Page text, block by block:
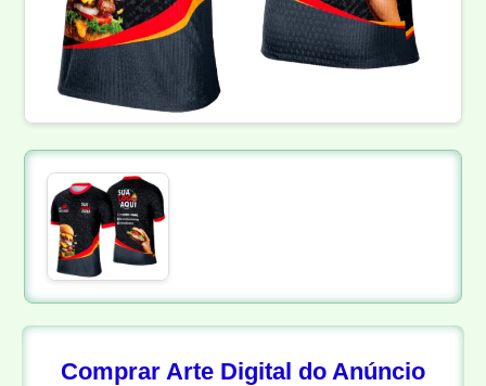
Comprar Arte Digital do Anúncio